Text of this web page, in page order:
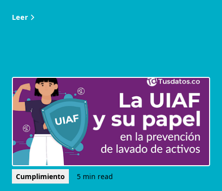
Leer
Cumplimiento 5 min read